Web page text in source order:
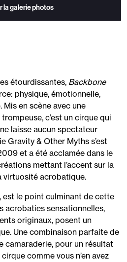
la galerie photos
étourdissantes, Backbone
physique, émotionnelle,
en scène avec une
c’est un cirque qui
laisse aucun spectateur
Gravity & Other Myths s’est
et a été acclamée dans le
mettant l’accent sur la
virtuosité acrobatique.
est le point culminant de cette
acrobaties sensationnelles,
originaux, posent un
Une combinaison parfaite de
camaraderie, pour un résultat
comme vous n’en avez